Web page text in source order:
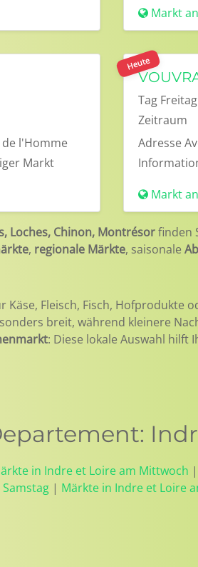
Markt
l'Homme
Markt
Heute
Tag Freitag
Zeitraum
Adresse
Markt
Loches, Chinon, Montrésorfinden
, regionale Märkte, saisonale
Fleisch, Fisch, Hofprodukte
breit, während kleinere
: Diese lokale Auswahl hilft
in Indre et Loire am Mittwoch |
| Märkte in Indre et Loire